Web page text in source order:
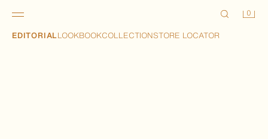
0
EDITORIALLOOKBOOKCOLLECTIONSTORE LOCATOR